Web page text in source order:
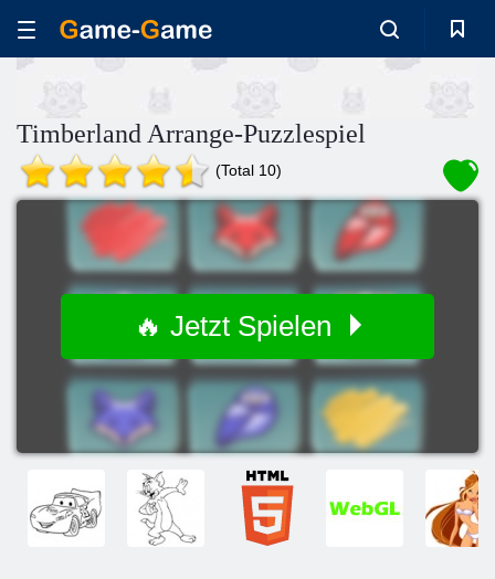
Timberland Arrange-Puzzlespiel
(Total 10)
🔥 Jetzt Spielen